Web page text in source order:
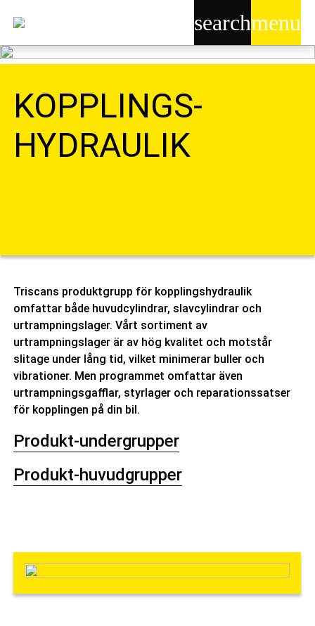
searchmenu
KOPPLINGS-
HYDRAULIK
Triscans produktgrupp för kopplingshydraulik
omfattar både huvudcylindrar, slavcylindrar och
urtrampningslager. Vårt sortiment av
urtrampningslager är av hög kvalitet och motstår
slitage under lång tid, vilket minimerar buller och
vibrationer. Men programmet omfattar även
urtrampningsgafflar, styrlager och reparationssatser
för kopplingen på din bil.
Produkt-undergrupper
Produkt-huvudgrupper